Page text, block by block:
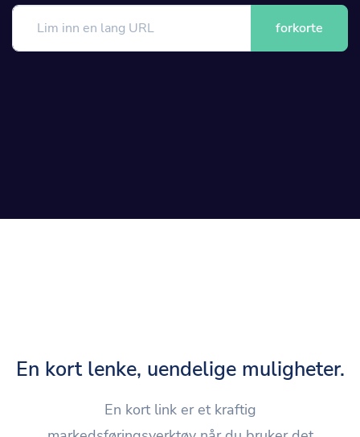
forkorte
En kort lenke, uendelige muligheter.
En kort link er et kraftig